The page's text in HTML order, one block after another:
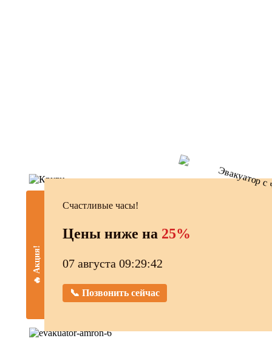
🔥 Акция!
Счастливые часы!
Цены ниже на 25%
07 августа 09:29:42
📞 Позвонить сейчас